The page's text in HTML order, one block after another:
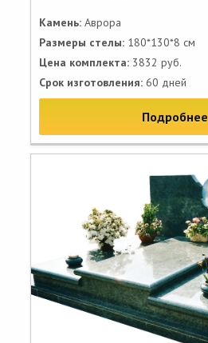
Камень: Аврора
Размеры стелы: 180*130*8 см
Цена комплекта: 3832 руб.
Срок изготовления: 60 дней
Подробнее